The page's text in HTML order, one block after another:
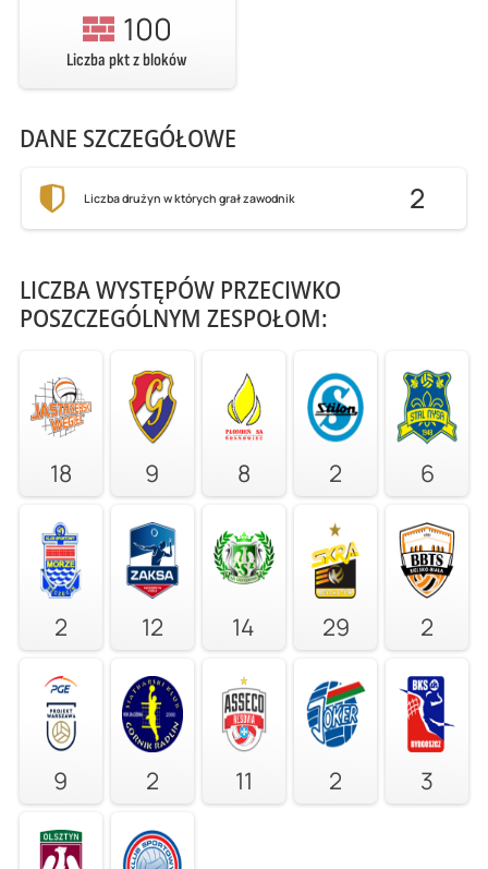
100
Liczba pkt z bloków
DANE SZCZEGÓŁOWE
Liczba drużyn w których grał zawodnik 2
LICZBA WYSTĘPÓW PRZECIWKO
POSZCZEGÓLNYM ZESPOŁOM:
18 9 8 2 6
2 12 14 29 2
9 2 11 2 3